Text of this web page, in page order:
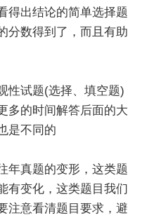
得出结论的简单选择题
分数得到了，而且有助
性试题(选择、填空题)
多的时间解答后面的大
是不同的
年真题的变形，这类题
有变化，这类题目我们
注意看清题目要求，避